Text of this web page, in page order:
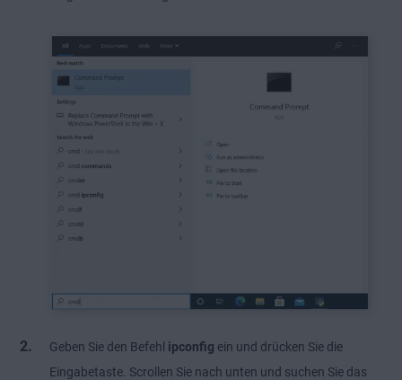
Geben Sie den Befehl ipconfig ein und drücken Sie die
Eingabetaste. Scrollen Sie nach unten und suchen Sie das